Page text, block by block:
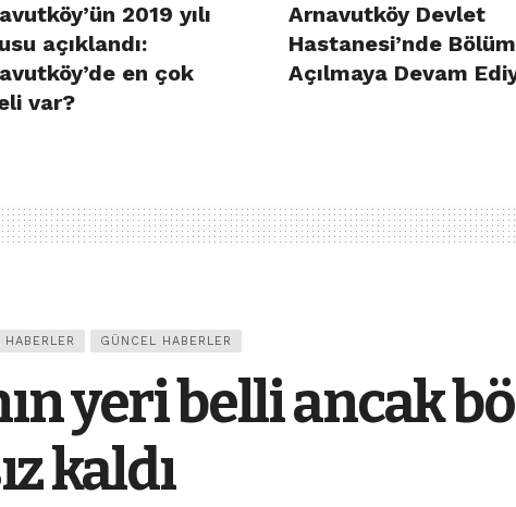
2019 yılı
açıklandı:
en çok
var?
Arnavutköy Devlet
Hastanesi’nde
Açılmaya Devam
GÜNCEL HABERLER
yeri belli ancak
kaldı